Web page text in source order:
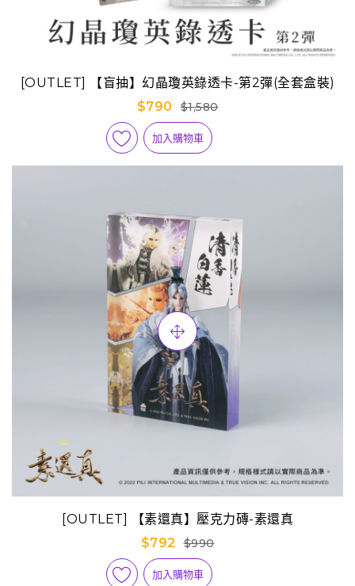
[OUTLET] 【盲抽】幻晶瓊英錄透卡-第2彈(全套盒裝)
$790
$1,580
加入購物車
[OUTLET] 【素還真】壓克力磚-素還真
$792
$990
加入購物車